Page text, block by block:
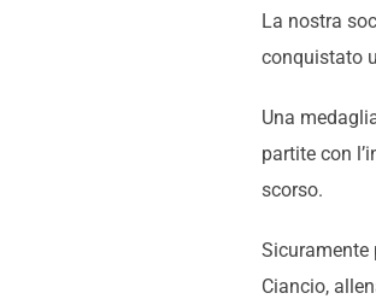
La nostra
conquistato
Una
partite con
scorso.
Sicuramente
Ciancio,